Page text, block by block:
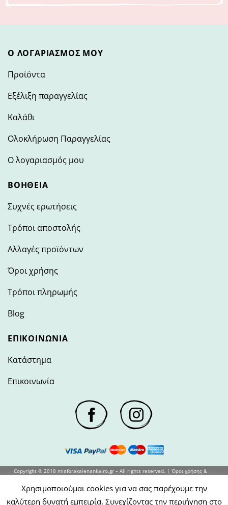
Ο ΛΟΓΑΡΙΑΣΜΌΣ ΜΟΥ
Προϊόντα
Εξέλιξη παραγγελίας
Καλάθι
Ολοκλήρωση Παραγγελίας
Ο λογαριασμός μου
ΒΟΉΘΕΙΑ
Συχνές ερωτήσεις
Τρόποι αποστολής
Αλλαγές προϊόντων
Όροι χρήσης
Τρόποι πληρωμής
Blog
ΕΠΙΚΟΙΝΩΝΊΑ
Κατάστημα
Επικοινωνία
Copyright © 2018 miaforakaienankairo.gr – All rights reserved. | Όροι χρήσης &
Χρησιμοποιούμαι cookies για να σας παρέχουμε την
καλύτερη δυνατή εμπειρία. Συνεχίζοντας την περιήγηση στο